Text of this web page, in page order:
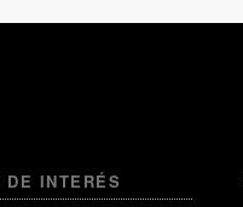
DE INTERÉS